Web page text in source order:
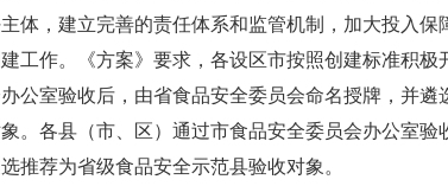
体，建立完善的责任体系和监管机制，加大投入保
工作。《方案》要求，各设区市按照创建标准积极
公室验收后，由省食品安全委员会命名授牌，并遴
。各县（市、区）通过市食品安全委员会办公室验
推荐为省级食品安全示范县验收对象。